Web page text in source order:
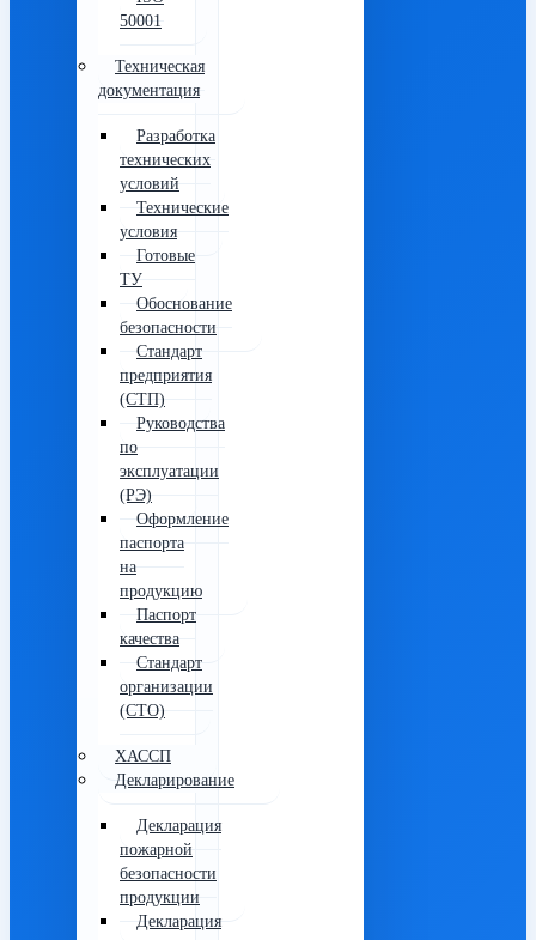
50001
Техническая
документация
Разработка
технических
условий
Технические
условия
Готовые
ТУ
Обоснование
безопасности
Стандарт
предприятия
(СТП)
Руководства
по
эксплуатации
(РЭ)
Оформление
паспорта
на
продукцию
Паспорт
качества
Стандарт
организации
(СТО)
ХАССП
Декларирование
Декларация
пожарной
безопасности
продукции
Декларация